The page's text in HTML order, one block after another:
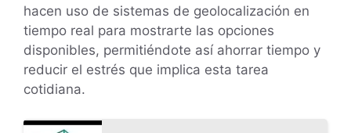
hacen uso de sistemas de geolocalización en
tiempo real para mostrarte las opciones
disponibles, permitiéndote así ahorrar tiempo y
reducir el estrés que implica esta tarea
cotidiana.